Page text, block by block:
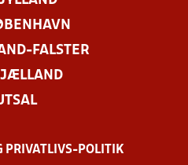
FALSTER
PRIVATLIVS-POLITIK